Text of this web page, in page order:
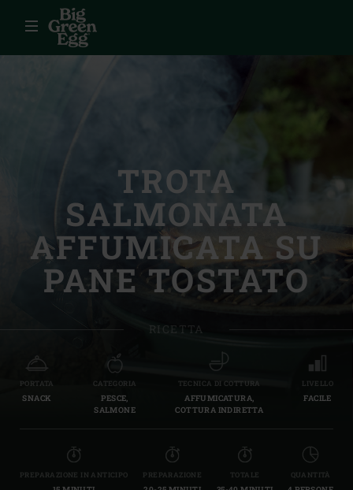
Menu
TROTA
SALMONATA
AFFUMICATA SU
PANE TOSTATO
RICETTA
PORTATA
SNACK
CATEGORIA
PESCE,
SALMONE
TECNICA DI COTTURA
AFFUMICATURA,
COTTURA INDIRETTA
LIVELLO
FACILE
PREPARAZIONE IN ANTICIPO PREPARAZIONE TOTALE QUANTITÀ